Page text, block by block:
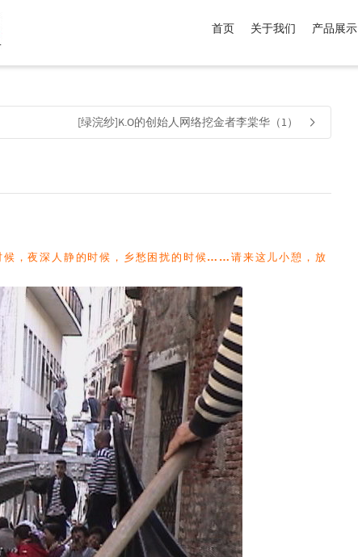
商品，品牌为 默认品牌 .
首页 关于我们 产品展示
[绿浣纱]K.O的创始人网络挖金者李棠华（1）
，夜深人静的时候，乡愁困扰的时候……请来这儿小憩，放